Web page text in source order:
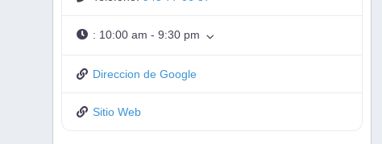
: 10:00 am - 9:30 pm
Direccion de Google
Sitio Web